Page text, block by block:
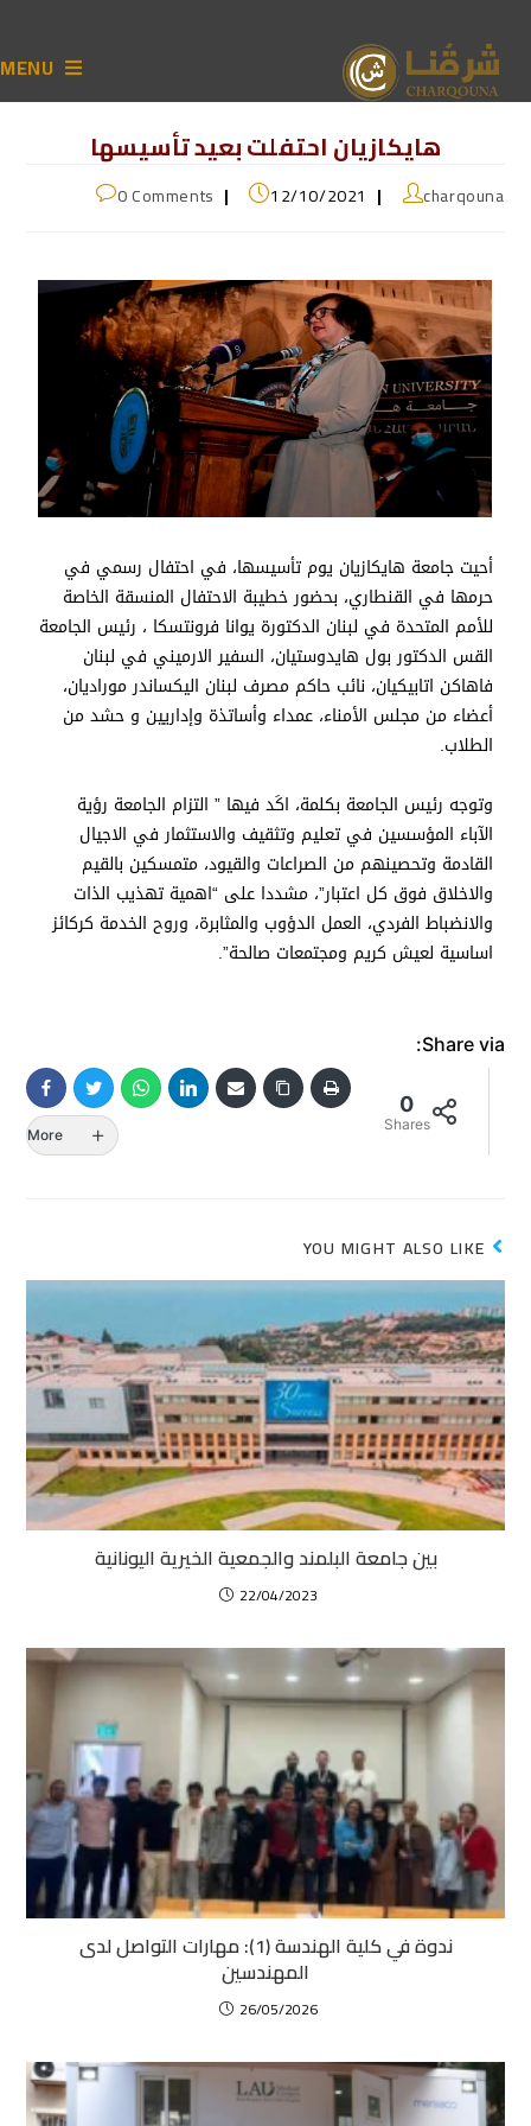
MENU
هايكازيان احتفلت بعيد تأسيسها
charqouna
12/10/2021
0 Comments
أحيت جامعة هايكازيان يوم تأسيسها، في احتفال رسمي في
حرمها في القنطاري، بحضور خطيبة الاحتفال المنسقة الخاصة
للأمم المتحدة في لبنان الدكتورة يوانا فرونتسكا ، رئيس الجامعة
القس الدكتور بول هايدوستيان، السفير الارميني في لبنان
فاهاكن اتابيكيان، نائب حاكم مصرف لبنان اليكساندر موراديان،
أعضاء من مجلس الأمناء، عمداء وأساتذة وإداريين و حشد من
الطلاب.
وتوجه رئيس الجامعة بكلمة، اكَد فيها ” التزام الجامعة رؤية
الآباء المؤسسين في تعليم وتثقيف والاستثمار في الاجيال
القادمة وتحصينهم من الصراعات والقيود، متمسكين بالقيم
والاخلاق فوق كل اعتبار”، مشددا على “اهمية تهذيب الذات
والانضباط الفردي، العمل الدؤوب والمثابرة، وروح الخدمة كركائز
اساسية لعيش كريم ومجتمعات صالحة”.
Share via:
0
Shares
More
YOU MIGHT ALSO LIKE
بين جامعة البلمند والجمعية الخيرية اليونانية
22/04/2023
ندوة في كلية الهندسة (1): مهارات التواصل لدى
المهندسين
26/05/2026